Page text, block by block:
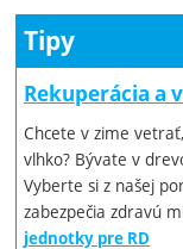
Tipy
Rekuperácia a
Chcete v zime
vlhko? Bývate v
Vyberte si z našej
zabezpečia zdravú
jednotky pre RD